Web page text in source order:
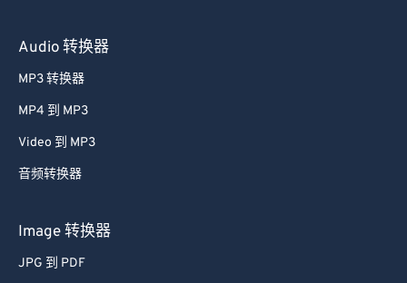
Audio 转换器
MP3 转换器
MP4 到 MP3
Video 到 MP3
音频转换器
Image 转换器
JPG 到 PDF